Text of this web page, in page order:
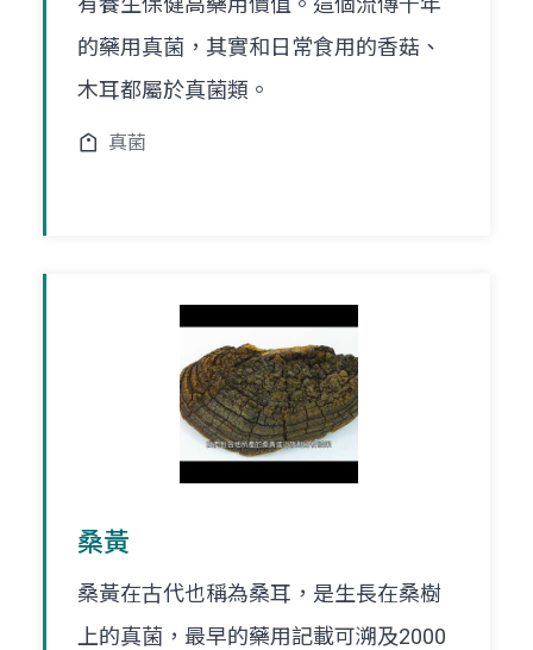
的藥用真菌，其實和日常食用的香菇、
木耳都屬於真菌類。
真菌
桑黃
桑黃在古代也稱為桑耳，是生長在桑樹
上的真菌，最早的藥用記載可溯及2000